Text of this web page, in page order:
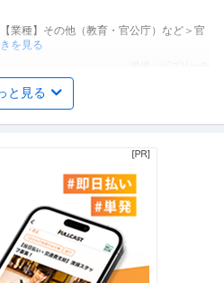
業種】その他（教育・官公庁）など＞官
を見る
自治体渉外・ロビー担当／前年比
社会インフラを創る
を見る
提供：ビズリーチ
政府渉外／政策づくりに携わるサ
PoliPoli」
と見る